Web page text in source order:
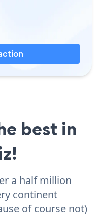
best in
a half million
continent
of course not)